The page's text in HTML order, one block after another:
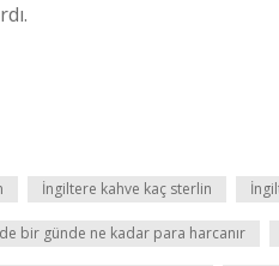
İngiltere kahve kaç sterlin
bir günde ne kadar para harcanır